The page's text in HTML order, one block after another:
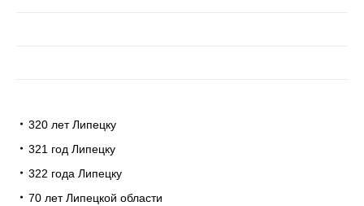
320 лет Липецку
321 год Липецку
322 года Липецку
70 лет Липецкой области